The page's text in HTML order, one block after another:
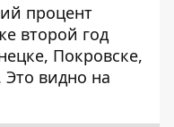
процент
второй год
Покровске,
видно на